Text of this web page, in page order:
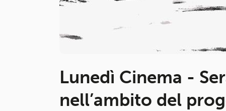
Lunedì Cinema -
nell’ambito del